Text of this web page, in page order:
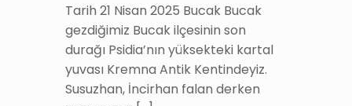
Tarih 21 Nisan 2025 Bucak Bucak
gezdiğimiz Bucak ilçesinin son
durağı Psidia’nın yüksekteki kartal
yuvası Kremna Antik Kentindeyiz.
Susuzhan, İncirhan falan derken